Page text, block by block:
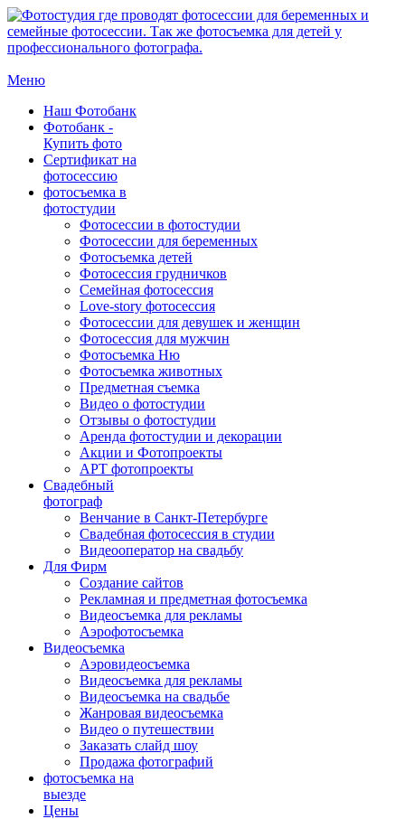
Меню
Наш Фотобанк
Фотобанк -
Купить фото
Сертификат на
фотосессию
фотосъемка в
фотостудии
Фотосессии в фотостудии
Фотосессии для беременных
Фотосъемка детей
Фотосессия грудничков
Семейная фотосессия
Love-story фотосессия
Фотосессии для девушек и женщин
Фотосессия для мужчин
Фотосъемка Ню
Фотосъемка животных
Предметная съемка
Видео о фотостудии
Отзывы о фотостудии
Аренда фотостудии и декорации
Акции и Фотопроекты
АРТ фотопроекты
Свадебный
фотограф
Венчание в Санкт-Петербурге
Свадебная фотосессия в студии
Видеооператор на свадьбу
Для Фирм
Создание сайтов
Рекламная и предметная фотосъемка
Видеосъемка для рекламы
Аэрофотосъемка
Видеосъемка
Аэровидеосъемка
Видеосъемка для рекламы
Видеосъемка на свадьбе
Жанровая видеосъемка
Видео о путешествии
Заказать слайд шоу
Продажа фотографий
фотосъемка на
выезде
Цены